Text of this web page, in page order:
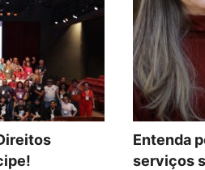
Entenda
serviços